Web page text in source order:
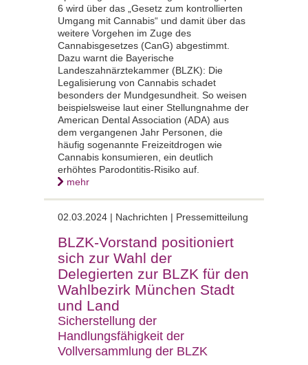
6 wird über das „Gesetz zum kontrollierten
Umgang mit Cannabis“ und damit über das
weitere Vorgehen im Zuge des
Cannabisgesetzes (CanG) abgestimmt.
Dazu warnt die Bayerische
Landeszahnärztekammer (BLZK): Die
Legalisierung von Cannabis schadet
besonders der Mundgesundheit. So weisen
beispielsweise laut einer Stellungnahme der
American Dental Association (ADA) aus
dem vergangenen Jahr Personen, die
häufig sogenannte Freizeitdrogen wie
Cannabis konsumieren, ein deutlich
erhöhtes Parodontitis-Risiko auf.
mehr
02.03.2024 | Nachrichten | Pressemitteilung
BLZK-Vorstand positioniert
sich zur Wahl der
Delegierten zur BLZK für den
Wahlbezirk München Stadt
und Land
Sicherstellung der
Handlungsfähigkeit der
Vollversammlung der BLZK